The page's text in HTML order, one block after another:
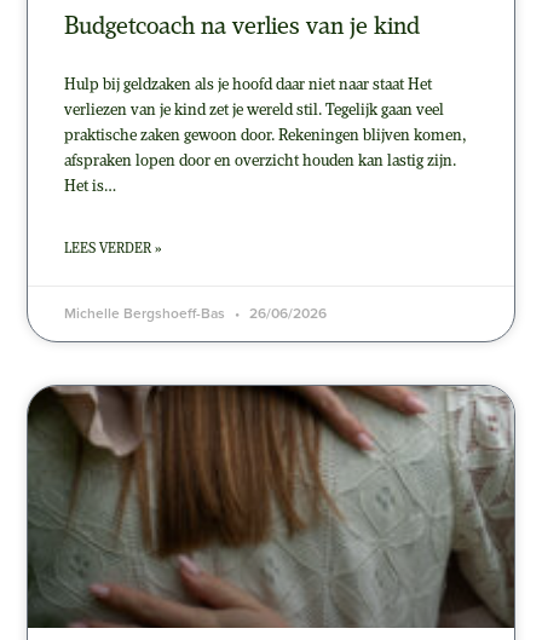
Budgetcoach na verlies van je kind
Hulp bij geldzaken als je hoofd daar niet naar staat Het
verliezen van je kind zet je wereld stil. Tegelijk gaan veel
praktische zaken gewoon door. Rekeningen blijven komen,
afspraken lopen door en overzicht houden kan lastig zijn.
Het is…
LEES VERDER »
Michelle Bergshoeff-Bas 26/06/2026